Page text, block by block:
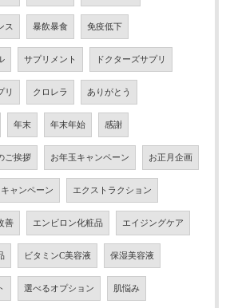
ス 暴飲暴食 免疫低下
サプリメント ドクターズサプリ
リ クロレラ ありがとう
年末 年末年始 感謝
ご挨拶 お年玉キャンペーン お正月企画
キャンペーン エクストラクション
善 エンビロン化粧品 エイジングケア
ビタミンC美容液 保湿美容液
選べるオプション 肌悩み